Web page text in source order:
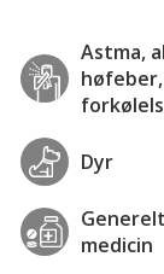
Astma,
høfeber,
Dyr
medicin